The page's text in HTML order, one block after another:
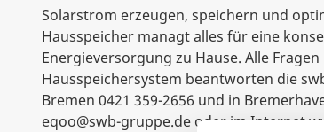
Solarstrom erzeugen, speichern und
Hausspeicher managt alles für eine
Energieversorgung zu Hause. Alle
Hausspeichersystem beantworten die
Bremen 0421 359-2656 und in
eqoo@swb-gruppe.de oder im Internet